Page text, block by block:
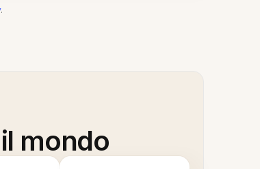
.
mondo